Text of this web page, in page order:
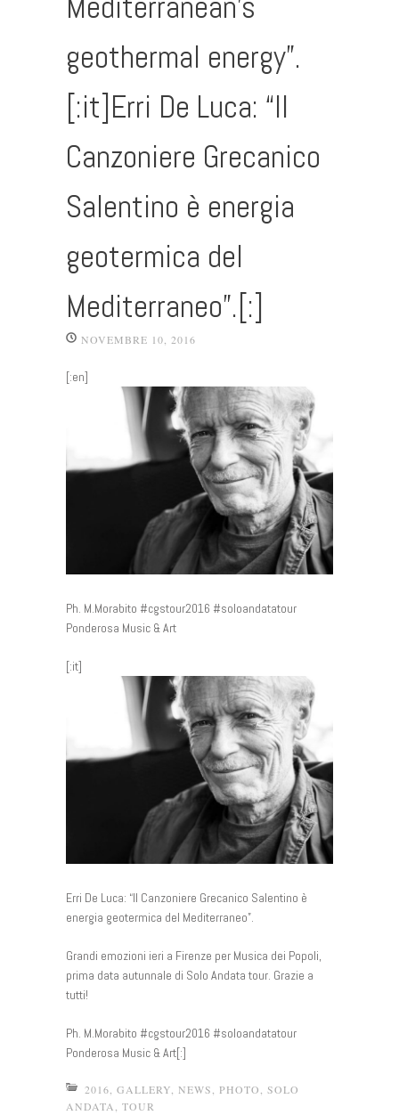
geothermal energy”.
[:it]Erri De Luca: “Il
Canzoniere Grecanico
Salentino è energia
geotermica del
Mediterraneo”.[:]
NOVEMBRE 10, 2016
[:en]
Ph. M.Morabito #cgstour2016 #soloandatatour
Ponderosa Music & Art
[:it]
Erri De Luca: “Il Canzoniere Grecanico Salentino è
energia geotermica del Mediterraneo”.
Grandi emozioni ieri a Firenze per Musica dei Popoli,
prima data autunnale di Solo Andata tour. Grazie a
tutti!
Ph. M.Morabito #cgstour2016 #soloandatatour
Ponderosa Music & Art[:]
2016, GALLERY, NEWS, PHOTO, SOLO
ANDATA, TOUR